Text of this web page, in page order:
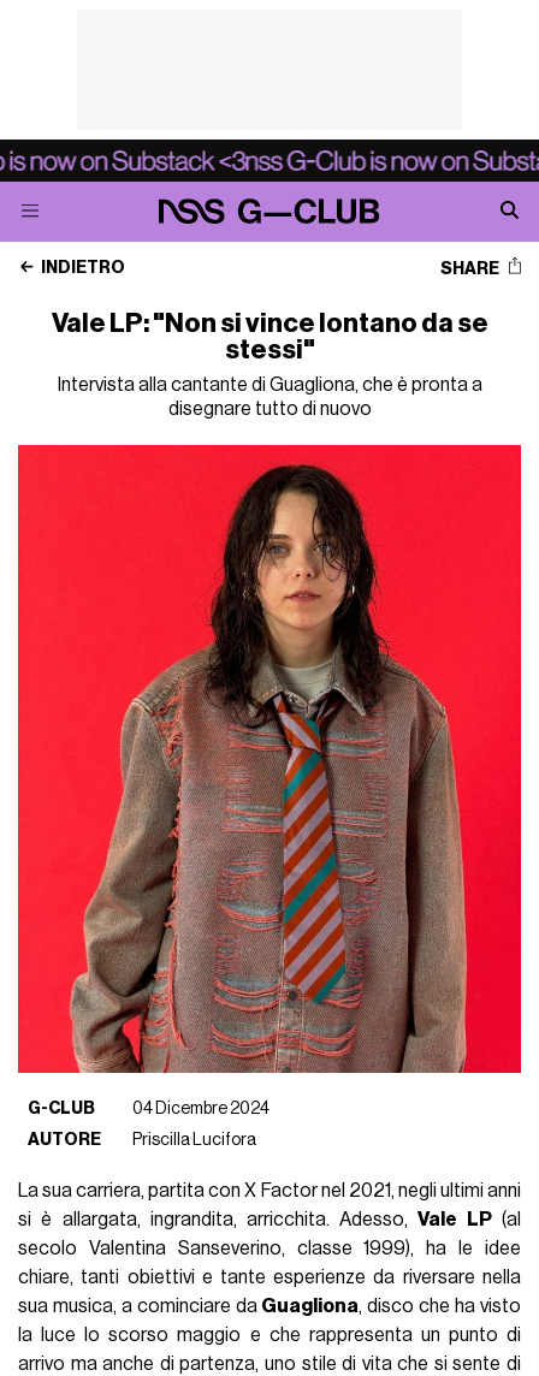
INDIETRO SHARE
Vale LP: "Non si vince lontano da se
stessi"
Intervista alla cantante di Guagliona, che è pronta a
disegnare tutto di nuovo
G-CLUB
04 Dicembre 2024
AUTORE
Priscilla Lucifora
La sua carriera, partita con X Factor nel 2021, negli ultimi anni
si è allargata, ingrandita, arricchita. Adesso,Vale LP(al
secolo Valentina Sanseverino, classe 1999), ha le idee
chiare, tanti obiettivi e tante esperienze da riversare nella
sua musica, a cominciare da Guagliona, disco che ha visto
la luce lo scorso maggio e che rappresenta un punto di
arrivo ma anche di partenza, uno stile di vita che si sente di